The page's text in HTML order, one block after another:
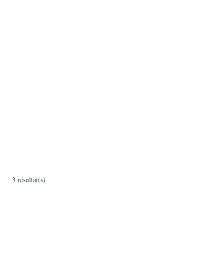
3 résultat(s)